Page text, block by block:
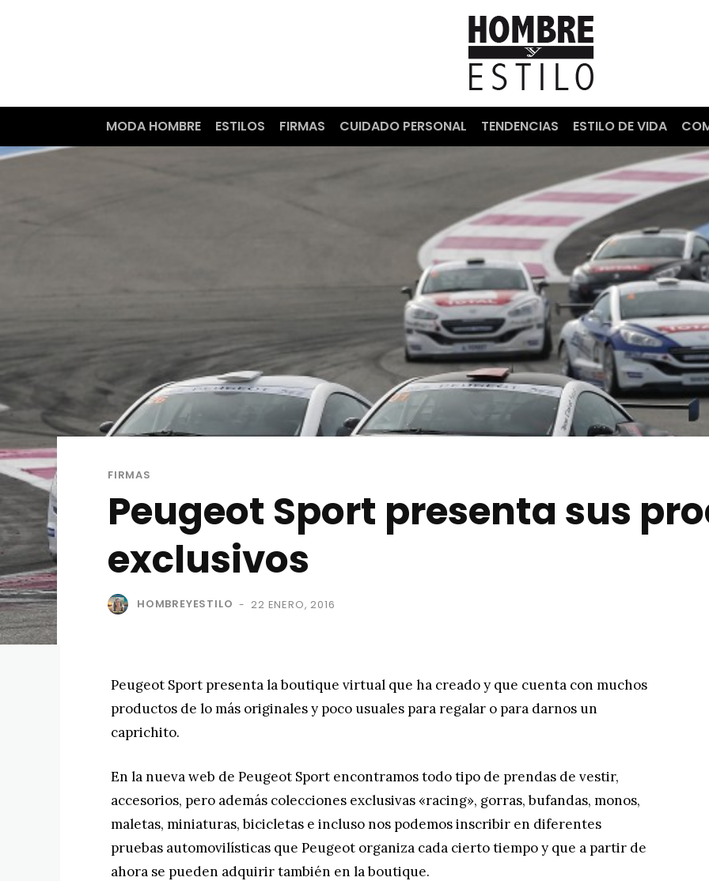
MODA HOMBRE ESTILOS FIRMAS CUIDADO PERSONAL TENDENCIAS ESTILO DE VIDA
FIRMAS
Peugeot Sport presenta sus
exclusivos
HOMBREYESTILO - 22 ENERO, 2016
Peugeot Sport presenta la boutique virtual que ha creado y que cuenta con muchos
productos de lo más originales y poco usuales para regalar o para darnos un
caprichito.
En la nueva web de Peugeot Sport encontramos todo tipo de prendas de vestir,
accesorios, pero además colecciones exclusivas «racing», gorras, bufandas, monos,
maletas, miniaturas, bicicletas e incluso nos podemos inscribir en diferentes
pruebas automovilísticas que Peugeot organiza cada cierto tiempo y que a partir de
ahora se pueden adquirir también en la boutique.